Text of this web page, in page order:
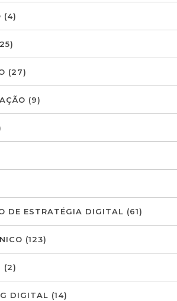
(4)
(27)
(9)
DE ESTRATÉGIA DIGITAL (61)
(123)
(2)
DIGITAL (14)